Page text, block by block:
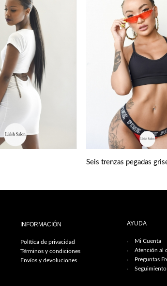
Seis trenzas pegadas
INFORMACIÓN
Política de privacidad
Términos y condiciones
Envíos y devoluciones
AYUDA
Mi Cuenta
Atención al
Preguntas